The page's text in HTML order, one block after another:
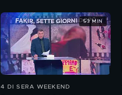
4 DI SERA WEEKEND
53 MIN